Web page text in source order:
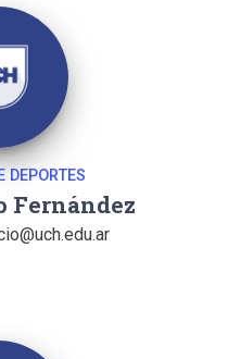
DEPORTES
Fernández